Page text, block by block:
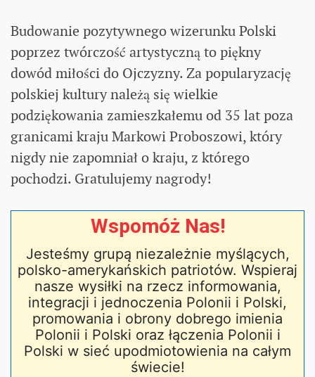
Budowanie pozytywnego wizerunku Polski
poprzez twórczość artystyczną to piękny
dowód miłości do Ojczyzny. Za popularyzację
polskiej kultury należą się wielkie
podziękowania zamieszkałemu od 35 lat poza
granicami kraju Markowi Proboszowi, który
nigdy nie zapomniał o kraju, z którego
pochodzi. Gratulujemy nagrody!
Wspomóż Nas!
Jesteśmy grupą niezależnie myślących,
polsko-amerykańskich patriotów. Wspieraj
nasze wysiłki na rzecz informowania,
integracji i jednoczenia Polonii i Polski,
promowania i obrony dobrego imienia
Polonii i Polski oraz łączenia Polonii i
Polski w sieć upodmiotowienia na całym
świecie!